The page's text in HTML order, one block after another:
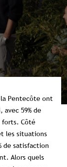
la Pentecôte ont
59% de
forts. Côté
les situations
de satisfaction
Alors quels